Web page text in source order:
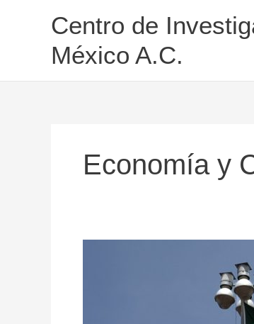
Centro de
México A.C.
Economía y